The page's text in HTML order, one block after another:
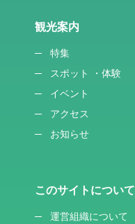
観光案内
特集
スポット ・体験
イベント
アクセス
お知らせ
このサイトについて
運営組織について